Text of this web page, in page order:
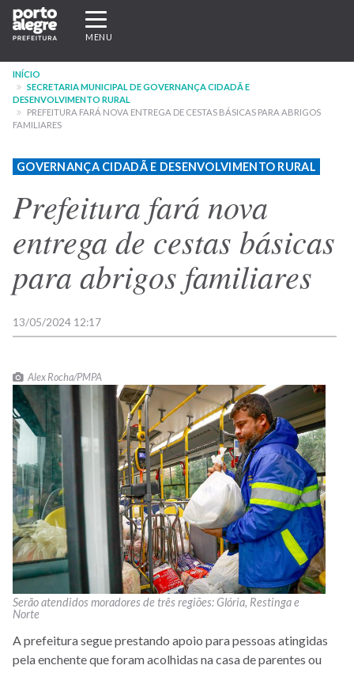
Pular
para
conteúdo
principal
Expandir/recolher
navegação
MENU
INÍCIO
SECRETARIA MUNICIPAL DE GOVERNANÇA CIDADÃ E
DESENVOLVIMENTO RURAL
PREFEITURA FARÁ NOVA ENTREGA DE CESTAS BÁSICAS PARA ABRIGOS
FAMILIARES
GOVERNANÇA CIDADÃ E DESENVOLVIMENTO RURAL
Prefeitura fará nova
entrega de cestas básicas
para abrigos familiares
13/05/2024 12:17
Alex Rocha/PMPA
Serão atendidos moradores de três regiões: Glória, Restinga e
Norte
A prefeitura segue prestando apoio para pessoas atingidas
pela enchente que foram acolhidas na casa de parentes ou